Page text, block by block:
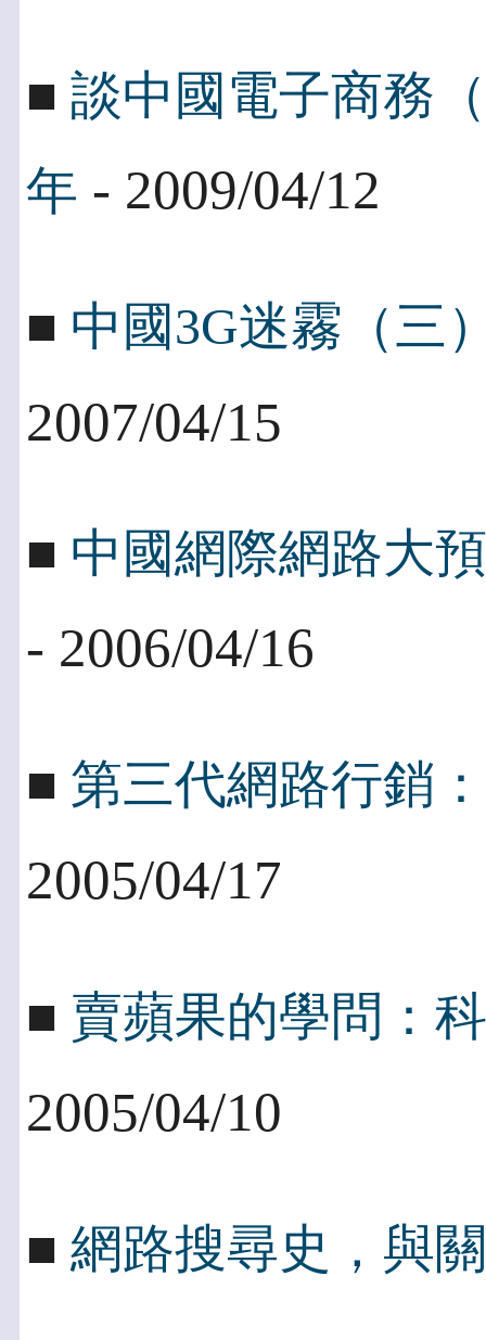
■ 談中國電子商務
年 - 2009/04/12
■ 中國3G迷霧（三
2007/04/15
■ 中國網際網路大
- 2006/04/16
■ 第三代網路行銷
2005/04/17
■ 賣蘋果的學問：
2005/04/10
■ 網路搜尋史，與